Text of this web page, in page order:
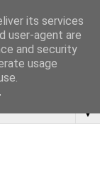
▼
its services
user-agent are
and security
usage